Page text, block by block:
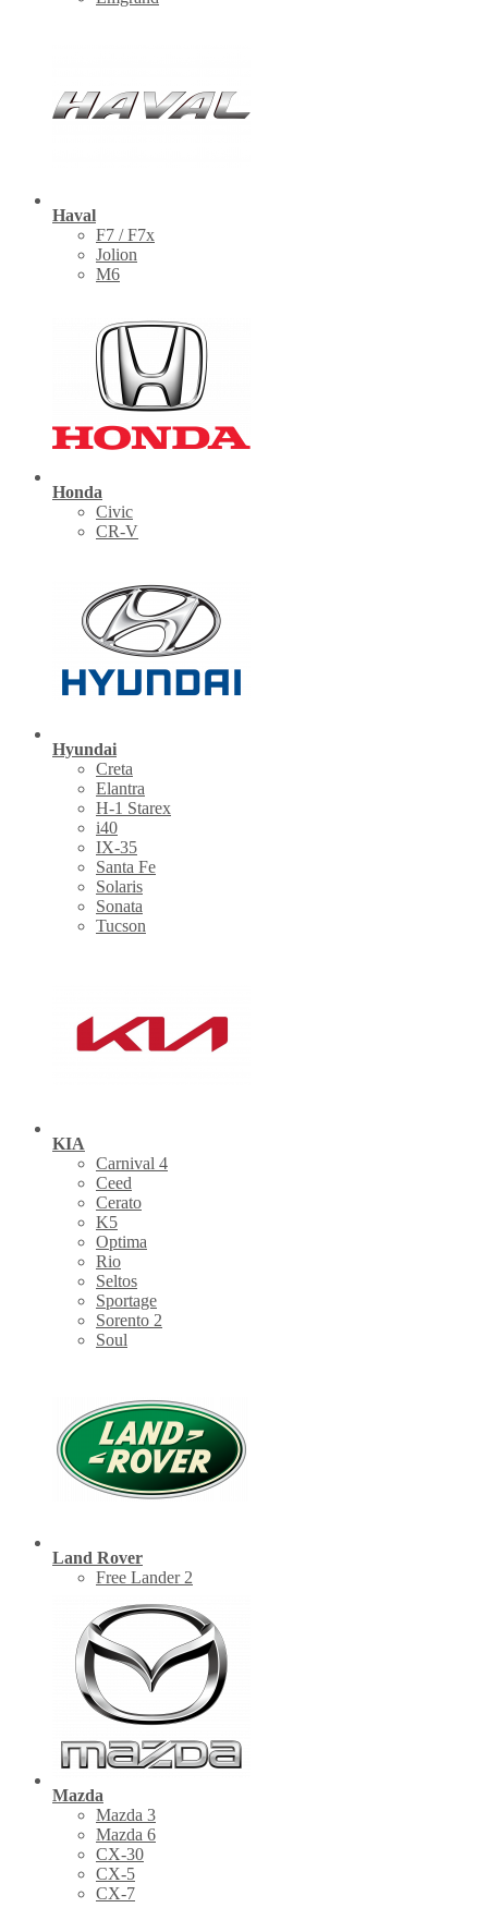
Haval
F7 / F7x
Jolion
M6
Honda
Civic
CR-V
Hyundai
Creta
Elantra
H-1 Starex
i40
IX-35
Santa Fe
Solaris
Sonata
Tucson
KIA
Carnival 4
Ceed
Cerato
K5
Optima
Rio
Seltos
Sportage
Sorento 2
Soul
Land Rover
Free Lander 2
Mazda
Mazda 3
Mazda 6
CX-30
СХ-5
CX-7